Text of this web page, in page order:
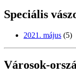
Speciális
2021. május (5)
Városok-